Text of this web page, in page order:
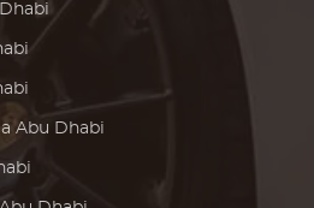
Abu Dhabi